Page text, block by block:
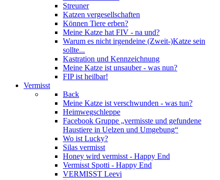
Streuner
Katzen vergesellschaften
Können Tiere erben?
Meine Katze hat FIV - na und?
Warum es nicht irgendeine (Zweit-)Katze sein
sollte...
Kastration und Kennzeichnung
Meine Katze ist unsauber - was nun?
FIP ist heilbar!
Vermisst
Back
Meine Katze ist verschwunden - was tun?
Heimwegschleppe
Facebook Gruppe „vermisste und gefundene
Haustiere in Uelzen und Umgebung“
Wo ist Lucky?
Silas vermisst
Honey wird vermisst - Happy End
Vermisst Spotti - Happy End
VERMISST Leevi